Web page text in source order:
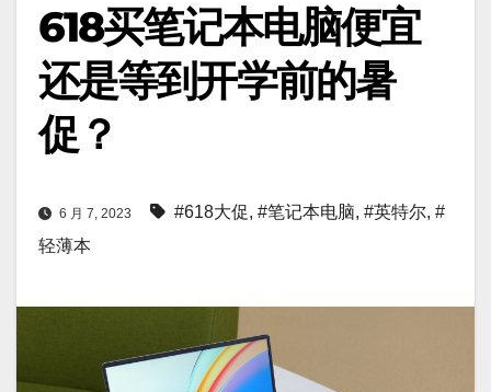
618买笔记本电脑便宜
还是等到开学前的暑
促？
6 月 7, 2023 #618大促, #笔记本电脑, #英特尔, #
轻薄本